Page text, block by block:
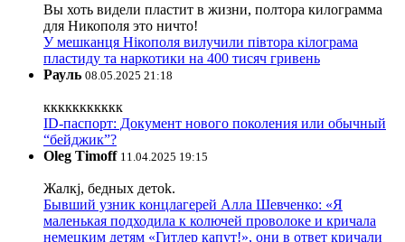
Вы хоть видели пластит в жизни, полтора килограмма
для Никополя это ничто!
У мешканця Нікополя вилучили півтора кілограма
пластиду та наркотики на 400 тисяч гривень
Рауль 08.05.2025 21:18
ккккккккккк
ID-паспорт: Документ нового поколения или обычный
“бейджик”?
Oleg Timoff 11.04.2025 19:15
Жалкj, бедных детok.
Бывший узник концлагерей Алла Шевченко: «Я
маленькая подходила к колючей проволоке и кричала
немецким детям «Гитлер капут!», они в ответ кричали